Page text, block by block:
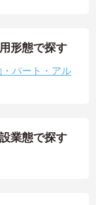
形態で探す
パート・アル
業態で探す